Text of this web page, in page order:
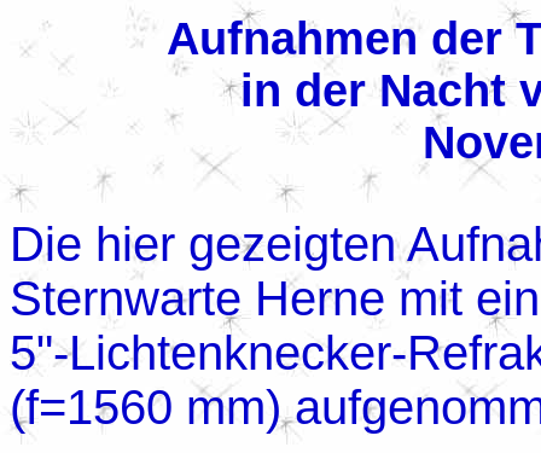
Aufnahmen der
in der Nacht
Die hier gezeigten
Sternwarte Herne mit
5"-Lichtenknecker-
(f=1560 mm)